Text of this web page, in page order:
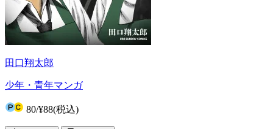
田口翔太郎
少年・青年マンガ
80/¥88(税込)